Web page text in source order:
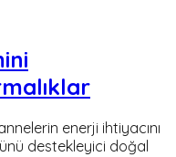
enerji ihtiyacını
destekleyici doğal